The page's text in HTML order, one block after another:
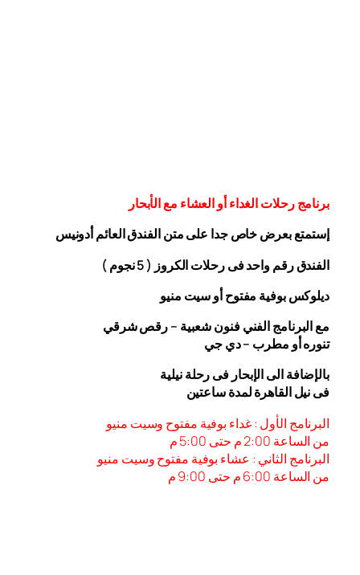
برنامج رحلات الغداء أو العشاء مع الأبحار
إستمتع بعرض خاص جدا على متن الفندقالعائم أدونيس
الفندق رقم واحد فى رحلات الكروز ( 5 نجوم )
ديلوكس بوفية مفتوح أو سيت منيو
مع البرنامج الفني فنون شعبية – رقص شرقي
تنوره أو مطرب – دي جي
بالإضافة الى الإبحار فى رحلة نيلية
فى نيل القاهرة لمدة ساعتين
البرنامج الأول : غداء بوفية مفتوح وسيت منيو
من الساعة 2:00 م حتى 5:00 م
البرنامج الثاني : عشاء بوفية مفتوح وسيت منيو
من الساعة 6:00
م حتى 9:00 م